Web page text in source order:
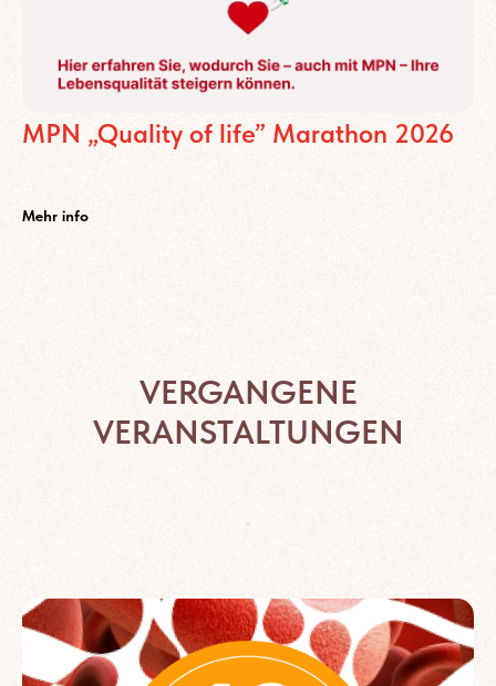
MPN „Quality of life” Marathon 2026
Mehr info
VERGANGENE
VERANSTALTUNGEN
.